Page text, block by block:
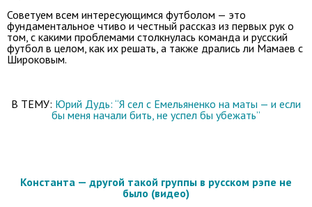
Советуем всем интересующимся футболом — это
фундаментальное чтиво и честный рассказ из первых рук о
том, с какими проблемами столкнулась команда и русский
футбол в целом, как их решать, а также дрались ли Мамаев с
Широковым.
В ТЕМУ: Юрий Дудь: “Я сел с Емельяненко на маты — и если
бы меня начали бить, не успел бы убежать”
Константа — другой такой группы в русском рэпе не
было (видео)